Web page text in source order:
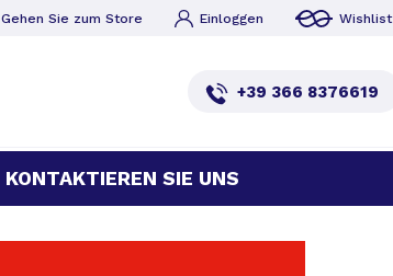
Gehen Sie zum Store Einloggen Wishlist
+39 366 8376619
KONTAKTIEREN SIE UNS